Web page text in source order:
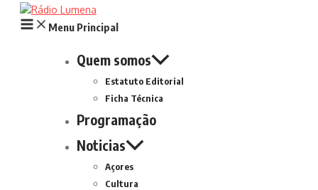
Menu Principal
Quem somos
Estatuto Editorial
Ficha Técnica
Programação
Noticias
Açores
Cultura